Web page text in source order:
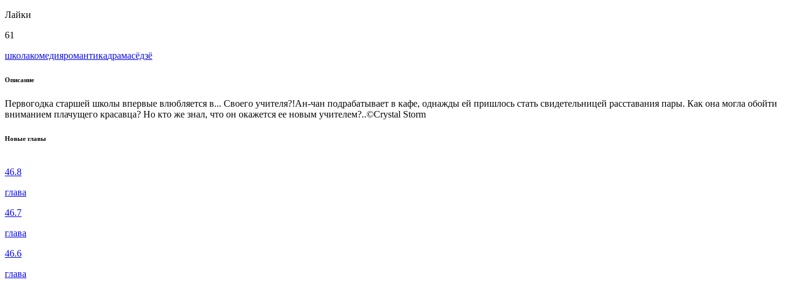
Лайки
61
школакомедияромантикадрамасёдзё
Описание
Первогодка старшей школы впервые влюбляется в... Своего учителя?!Ан-чан подрабатывает в кафе, однажды ей пришлось стать свидетельницей расставания пары. Как она могла обойти
вниманием плачущего красавца? Но кто же знал, что он окажется ее новым учителем?..©Crystal Storm
Новые главы
46.8
глава
46.7
глава
46.6
глава